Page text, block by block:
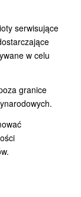
serwisujące
w celu
granice